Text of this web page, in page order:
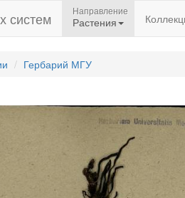
систем Направление
Растения
Гербарий МГУ